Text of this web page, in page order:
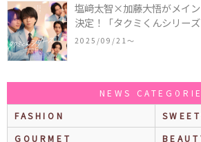
塩﨑太智×加藤大悟がメイ
決定！「タクミくんシリー
ジ・FODにて放送＆独占配
500万部を超える大人気BL
2025/09/21〜
NEWS
FASHION
GOURMET